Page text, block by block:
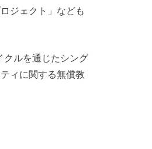
ジェクト」なども
クルを通じたシング
ィに関する無償教